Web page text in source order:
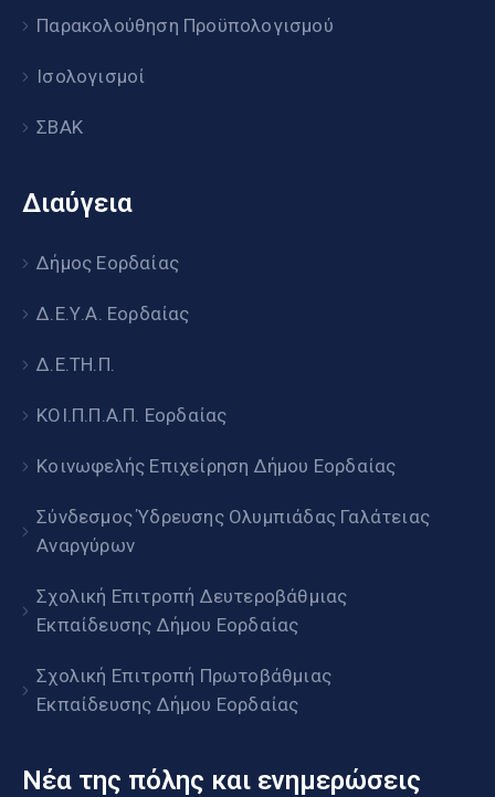
Παρακολούθηση Προϋπολογισμού
Ισολογισμοί
ΣΒΑΚ
Διαύγεια
Δήμος Εορδαίας
Δ.Ε.Υ.Α. Εορδαίας
Δ.Ε.ΤΗ.Π.
ΚΟΙ.Π.Π.Α.Π. Εορδαίας
Κοινωφελής Επιχείρηση Δήμου Εορδαίας
Σύνδεσμος Ύδρευσης Ολυμπιάδας Γαλάτειας
Αναργύρων
Σχολική Επιτροπή Δευτεροβάθμιας
Εκπαίδευσης Δήμου Εορδαίας
Σχολική Επιτροπή Πρωτοβάθμιας
Εκπαίδευσης Δήμου Εορδαίας
Νέα της πόλης και ενημερώσεις